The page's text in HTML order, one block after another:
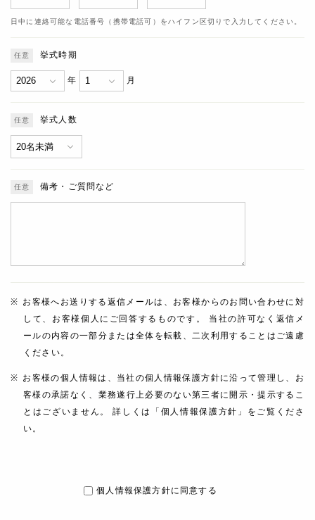
日中に連絡可能な電話番号（携帯電話可）をハイフン区切りで入力してください。
挙式時期
年 月
挙式人数
備考・ご質問など
お客様へお送りする返信メールは、お客様からのお問い合わせに対
して、お客様個人にご回答するものです。 当社の許可なく返信メ
ールの内容の一部分または全体を転載、二次利用することはご遠慮
ください。
お客様の個人情報は、当社の個人情報保護方針に沿って管理し、お
客様の承諾なく、業務遂行上必要のない第三者に開示・提示するこ
とはございません。 詳しくは「個人情報保護方針」をご覧くださ
い。
個人情報保護方針に同意する